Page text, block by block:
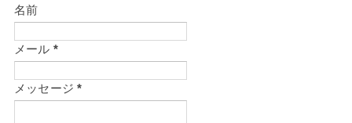
名前
メール *
メッセージ*